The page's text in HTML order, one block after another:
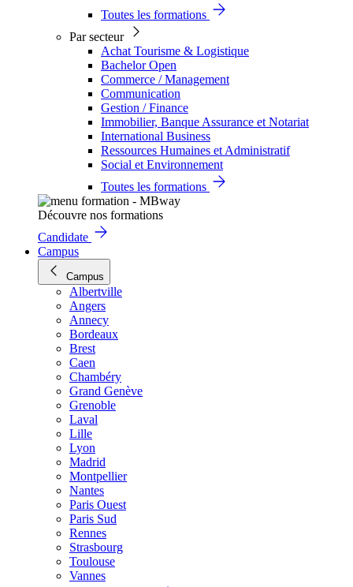
Toutes les formations
Par secteur
Achat Tourisme & Logistique
Bachelor Open
Commerce / Management
Communication
Gestion / Finance
Immobilier, Banque Assurance et Notariat
International Business
Ressources Humaines et Administratif
Social et Environnement
Toutes les formations
Découvre nos formations
Candidate
Campus
Campus
Albertville
Angers
Annecy
Bordeaux
Brest
Caen
Chambéry
Grand Genève
Grenoble
Laval
Lille
Lyon
Madrid
Montpellier
Nantes
Paris Ouest
Paris Sud
Rennes
Strasbourg
Toulouse
Vannes